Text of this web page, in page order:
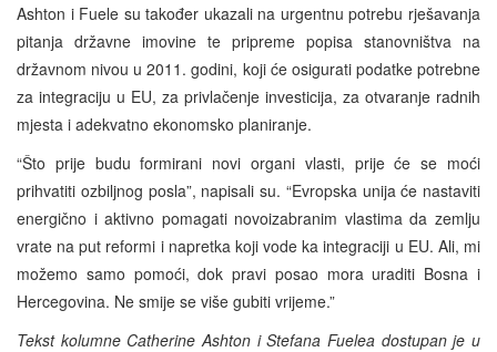
Ashton i Fuele su također ukazali na urgentnu potrebu rješavanja
pitanja državne imovine te pripreme popisa stanovništva na
državnom nivou u 2011. godini, koji će osigurati podatke potrebne
za integraciju u EU, za privlačenje investicija, za otvaranje radnih
mjesta i adekvatno ekonomsko planiranje.
“Što prije budu formirani novi organi vlasti, prije će se moći
prihvatiti ozbiljnog posla”, napisali su. “Evropska unija će nastaviti
energično i aktivno pomagati novoizabranim vlastima da zemlju
vrate na put reformi i napretka koji vode ka integraciji u EU. Ali, mi
možemo samo pomoći, dok pravi posao mora uraditi Bosna i
Hercegovina. Ne smije se više gubiti vrijeme.”
Tekst kolumne Catherine Ashton i Stefana Fuelea dostupan je u